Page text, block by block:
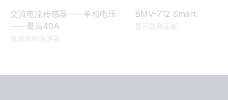
230V
Certificate IEC 62109-1&2, 62116, 61000-3-11&12 - Quattro-II
Certificate IEC 62116 - Quattro-II 48/5000/70-50/50 230V
交流电流传感器——单相电压
——最高40A
电能表和传感器
BMV-712 Smart
显示器和面板